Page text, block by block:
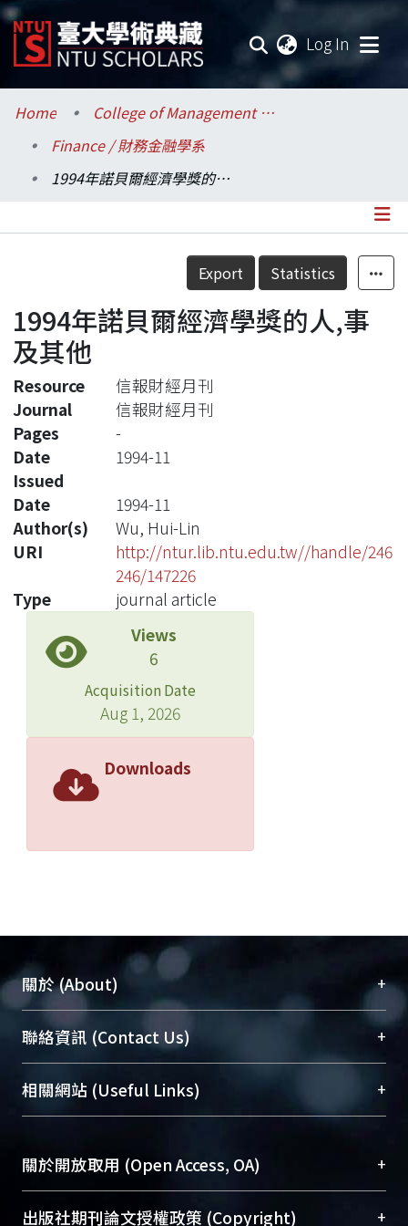
Log In
Communities & Collections
Research Outputs
Statistics
Home
College of Management / 管理學院
Finance / 財務金融學系
1994年諾貝爾經濟學獎的人,事及其他
Details
Export Statistics
1994年諾貝爾經濟學獎的人,事
及其他
Resource
信報財經月刊
Journal
信報財經月刊
Pages
-
Date
Issued
1994-11
Date
1994-11
Author(s)
Wu, Hui-Lin
URI
http://ntur.lib.ntu.edu.tw//handle/246
246/147226
Type
journal article
Views
6
Acquisition Date
Aug 1, 2026
Downloads
關於 (About) +
臺大位居世界頂尖大學之列，為永久珍藏及向國際
展現本校豐碩的研究成果及學術能量，圖書館整合
機構典藏（NTUR）與學術庫（AH）不同功能平
台，成為臺大學術典藏NTU scholars。期能整合研
究能量、促進交流合作、保存學術產出、推廣研究
成果。
To permanently archive and promote researcher
profiles and scholarly works, Library integrates the
聯絡資訊 (Contact Us) +
總館學科館員(Main Library)
醫學圖書館學科館員(Medical Library)
Sciences Library)
相關網站 (Useful Links) +
關於開放取用 (Open Access, OA) +
開放取用是從使用者角度提升資訊取用性的社會運
出版社期刊論文授權政策 (Copyright) +